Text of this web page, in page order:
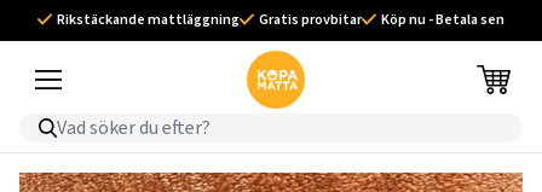
Rikstäckande mattläggning Gratis provbitar Köp nu - Betala sen